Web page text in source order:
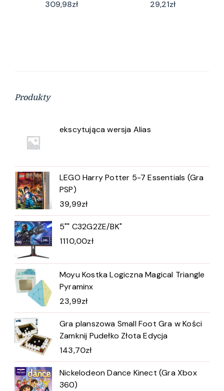
309,98zł 29,21zł
Produkty
ekscytująca wersja Alias
LEGO Harry Potter 5-7 Essentials (Gra
PSP)
39,99zł
5"" C32G2ZE/BK"
1110,00zł
Moyu Kostka Logiczna Magical Triangle
Pyraminx
23,99zł
Gra planszowa Small Foot Gra w Kości
Zamknij Pudełko Złota Edycja
143,70zł
Nickelodeon Dance Kinect (Gra Xbox
360)